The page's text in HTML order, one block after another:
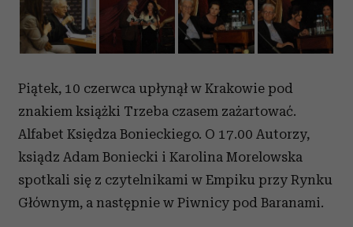
Piątek, 10 czerwca upłynął w Krakowie pod
znakiem książki Trzeba czasem zażartować.
Alfabet Księdza Bonieckiego. O 17.00 Autorzy,
ksiądz Adam Boniecki i Karolina Morelowska
spotkali się z czytelnikami w Empiku przy Rynku
Głównym, a następnie w Piwnicy pod Baranami.